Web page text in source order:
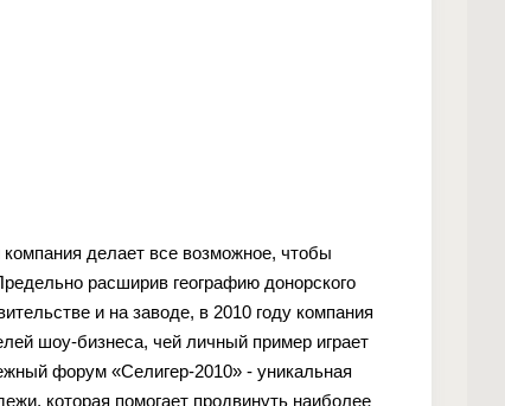
компания делает все возможное, чтобы
расширив географию донорского
и на заводе, в 2010 году компания
шоу-бизнеса, чей личный пример играет
форум «Селигер-2010» - уникальная
которая помогает продвинуть наиболее